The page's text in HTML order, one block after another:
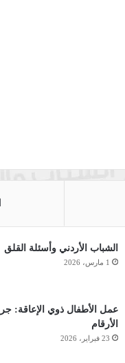
الشباب الأردني وأسئلة القلق
1 مارس، 2026
عمل الأطفال ذوي الإعاقة:
الأرقام
23 فبراير، 2026